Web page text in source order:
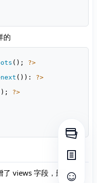
的
(); ?>
next ()): ?>
?>
了 views 字段，删掉
打开侧
打开目